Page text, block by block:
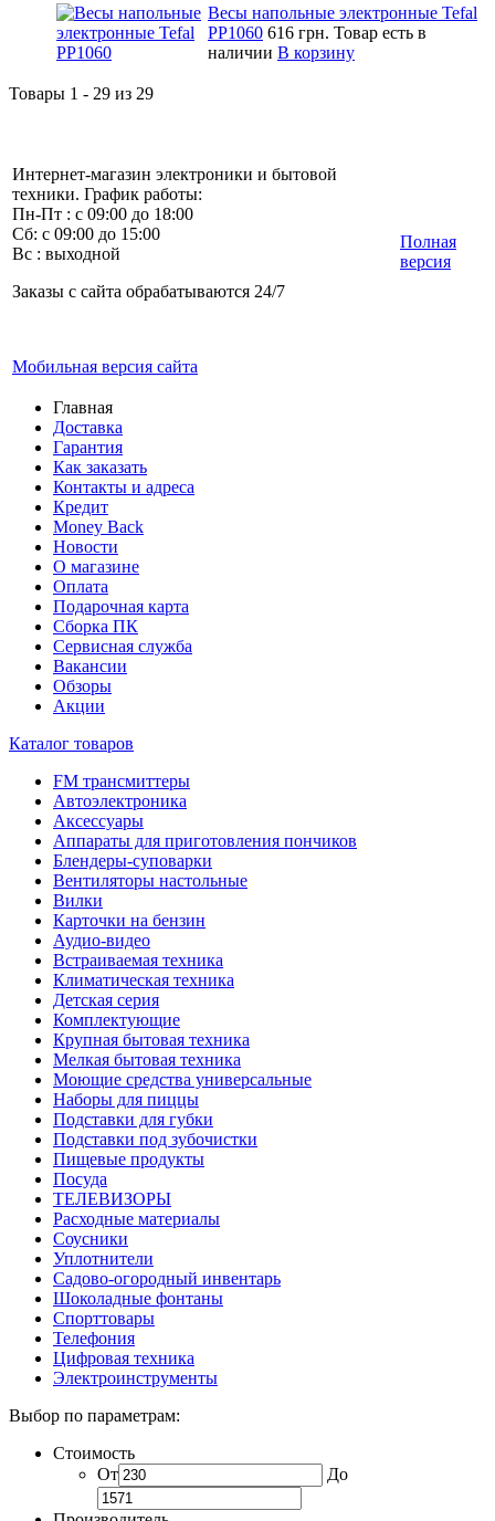
Весы напольные электронные Tefal
PP1060 616 грн. Товар есть в
наличии В корзину
Товары 1 - 29 из 29
Интернет-магазин электроники и бытовой
техники. График работы:
Пн-Пт : с 09:00 до 18:00
Сб: с 09:00 до 15:00
Вс : выходной
Заказы с сайта обрабатываются 24/7
Мобильная версия сайта
Полная
версия
Главная
Доставка
Гарантия
Как заказать
Контакты и адреса
Кредит
Money Back
Новости
О магазине
Оплата
Подарочная карта
Сборка ПК
Сервисная служба
Вакансии
Обзоры
Акции
Каталог товаров
FM трансмиттеры
Автоэлектроника
Аксессуары
Аппараты для приготовления пончиков
Блендеры-суповарки
Вентиляторы настольные
Вилки
Карточки на бензин
Аудио-видео
Встраиваемая техника
Климатическая техника
Детская серия
Комплектующие
Крупная бытовая техника
Мелкая бытовая техника
Моющие средства универсальные
Наборы для пиццы
Подставки для губки
Подставки под зубочистки
Пищевые продукты
Посуда
ТЕЛЕВИЗОРЫ
Расходные материалы
Соусники
Уплотнители
Садово-огородный инвентарь
Шоколадные фонтаны
Спорттовары
Телефония
Цифровая техника
Электроинструменты
Выбор по параметрам:
Стоимость
От
До